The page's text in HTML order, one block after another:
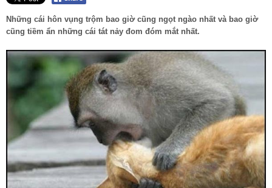
Những cái hôn vụng trộm bao giờ cũng ngọt ngào nhất và bao giờ
cũng tiềm ẩn những cái tát nảy đom đóm mắt nhất.